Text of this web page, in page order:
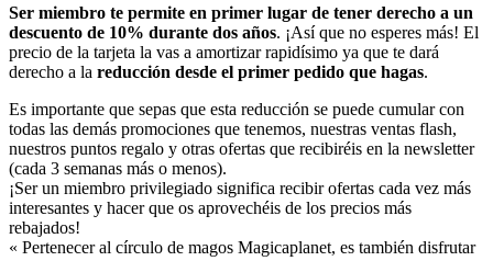
Ser miembro te permite en primer lugar de tener derecho a un
descuento de 10% durante dos años. ¡Así que no esperes más! El
precio de la tarjeta la vas a amortizar rapidísimo ya que te dará
derecho a la reducción desde el primer pedido que hagas.
Es importante que sepas que esta reducción se puede cumular con
todas las demás promociones que tenemos, nuestras ventas flash,
nuestros puntos regalo y otras ofertas que recibiréis en la newsletter
(cada 3 semanas más o menos).
¡Ser un miembro privilegiado significa recibir ofertas cada vez más
interesantes y hacer que os aprovechéis de los precios más
rebajados!
« Pertenecer al círculo de magos Magicaplanet, es también disfrutar